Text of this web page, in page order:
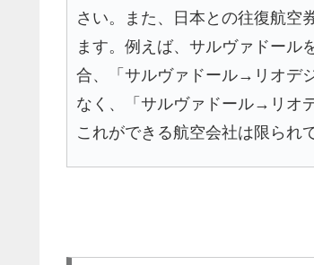
さい。また、日本との往復航空
ます。例えば、サルヴァドール
合、「サルヴァドール→リオデ
なく、「サルヴァドール→リオ
これができる航空会社は限られ